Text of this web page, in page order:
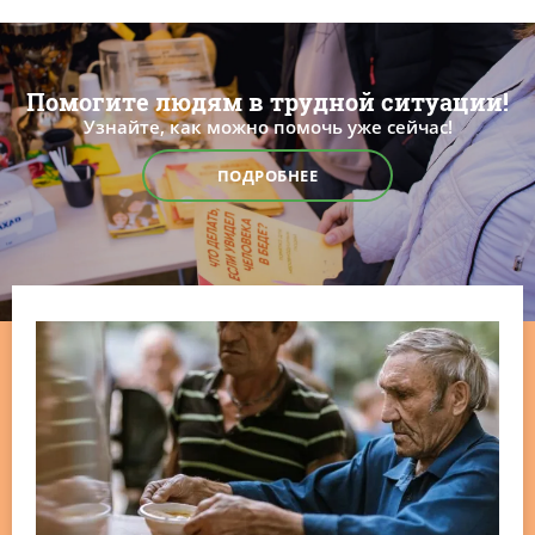
Помогите людям в трудной ситуации!
Узнайте, как можно помочь уже сейчас!
ПОДРОБНЕЕ